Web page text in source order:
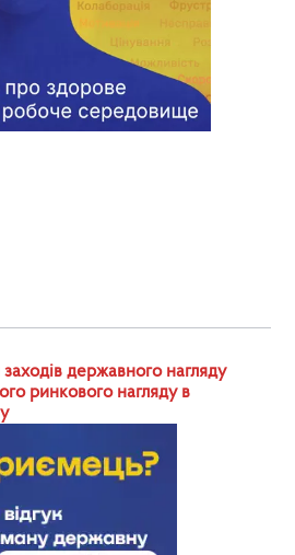
державного нагляду
ринкового нагляду в